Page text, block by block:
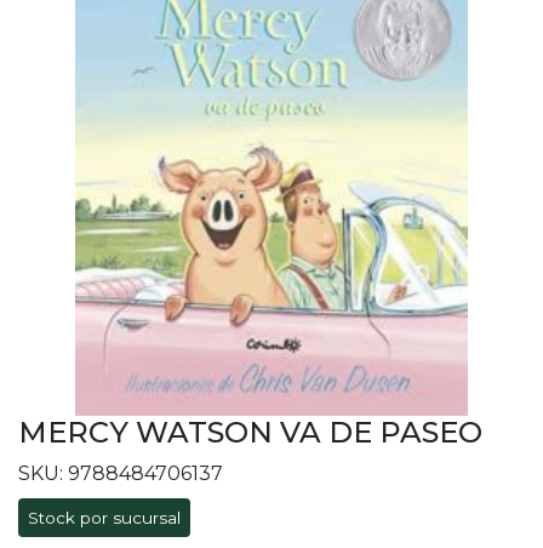
MERCY WATSON VA DE PASEO
SKU: 9788484706137
Stock por sucursal